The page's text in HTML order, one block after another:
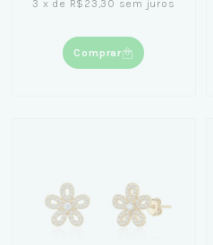
3 x de R$23,30 sem juros
Comprar